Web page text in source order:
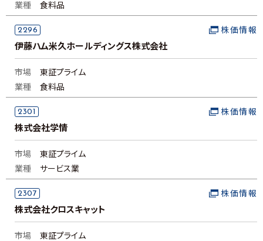
業種
食料品
2296
伊藤ハム米久ホールディングス株式会社
株価情報
市場
東証プライム
業種
食料品
2301
株式会社学情
株価情報
市場
東証プライム
業種
サービス業
2307
株式会社クロスキャット
株価情報
市場
東証プライム